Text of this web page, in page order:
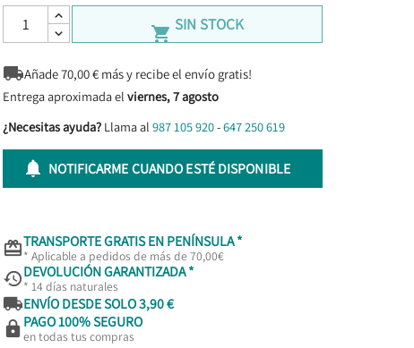
 SIN STOCK
Añade70,00€ más y recibe el envío gratis!
Entrega aproximada el viernes, 7 agosto
¿Necesitas ayuda? Llama al 987 105 920-647 250 619
 NOTIFICARME CUANDO ESTÉ DISPONIBLE
TRANSPORTE GRATIS EN PENÍNSULA *
* Aplicable a pedidos de más de 70,00€
DEVOLUCIÓN GARANTIZADA *
* 14 días naturales
ENVÍO DESDE SOLO 3,90 €
 PAGO 100% SEGURO
en todas tus compras